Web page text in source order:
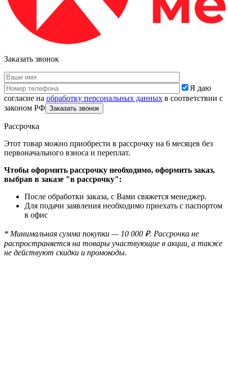
Заказать звонок
Я даю
согласие на обработку персональных данных в соответствии с
законом РФ
Рассрочка
Этот товар можно приобрести в рассрочку на 6 месяцев без
первоначального взноса и переплат.
Чтобы оформить рассрочку необходимо, оформить заказ,
выбрав в заказе "в рассрочку":
После обработки заказа, с Вами свяжется менеджер.
Для подачи заявления необходимо приехать с паспортом
в офис
* Минимальная сумма покупки — 10 000 ₽. Рассрочка не
распространяется на товары участвующие в акции, а также
не действуют скидки и промокоды.